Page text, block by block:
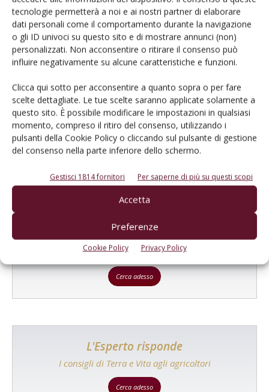
tecnologie permetterà a noi e ai nostri partner di elaborare
dati personali come il comportamento durante la navigazione
o gli ID univoci su questo sito e di mostrare annunci (non)
personalizzati. Non acconsentire o ritirare il consenso può
influire negativamente su alcune caratteristiche e funzioni.
Clicca qui sotto per acconsentire a quanto sopra o per fare
scelte dettagliate. Le tue scelte saranno applicate solamente a
questo sito. È possibile modificare le impostazioni in qualsiasi
momento, compreso il ritiro del consenso, utilizzando i
pulsanti della Cookie Policy o cliccando sul pulsante di gestione
del consenso nella parte inferiore dello schermo.
Gestisci 1814 fornitori Per saperne di più su questi scopi
Accetta
Preferenze
Cookie Policy Privacy Policy
1 2 3
E-magazine
Tecniche, prodotti e servizi dalle aziende
Catalogo Aziende e Prodotti
Un modo semplice per cercare un'azienda o un
prodotto!
Cerca adesso
L'Esperto risponde
I consigli di Terra e Vita agli agricoltori
Cerca adesso